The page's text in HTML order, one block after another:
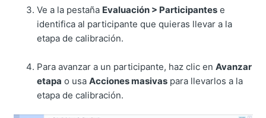
Ve a la pestaña Evaluación > Participantes e
identifica al participante que quieras llevar a la
etapa de calibración.
Para avanzar a un participante, haz clic enAvanzar
etapa o usaAcciones masivas para llevarlos a la
etapa de calibración.